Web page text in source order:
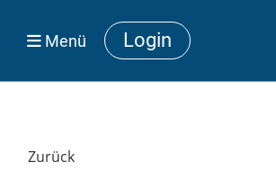
Login
Menü
Zurück